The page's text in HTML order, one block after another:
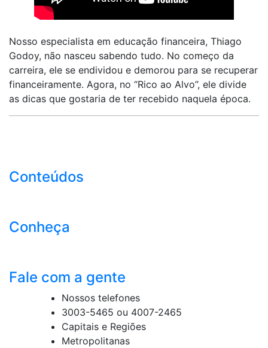
Nosso especialista em educação financeira, Thiago
Godoy, não nasceu sabendo tudo. No começo da
carreira, ele se endividou e demorou para se recuperar
financeiramente. Agora, no “Rico ao Alvo”, ele divide
as dicas que gostaria de ter recebido naquela época.
Conteúdos
Conheça
Fale com a gente
Nossos telefones
3003-5465 ou 4007-2465
Capitais e Regiões
Metropolitanas